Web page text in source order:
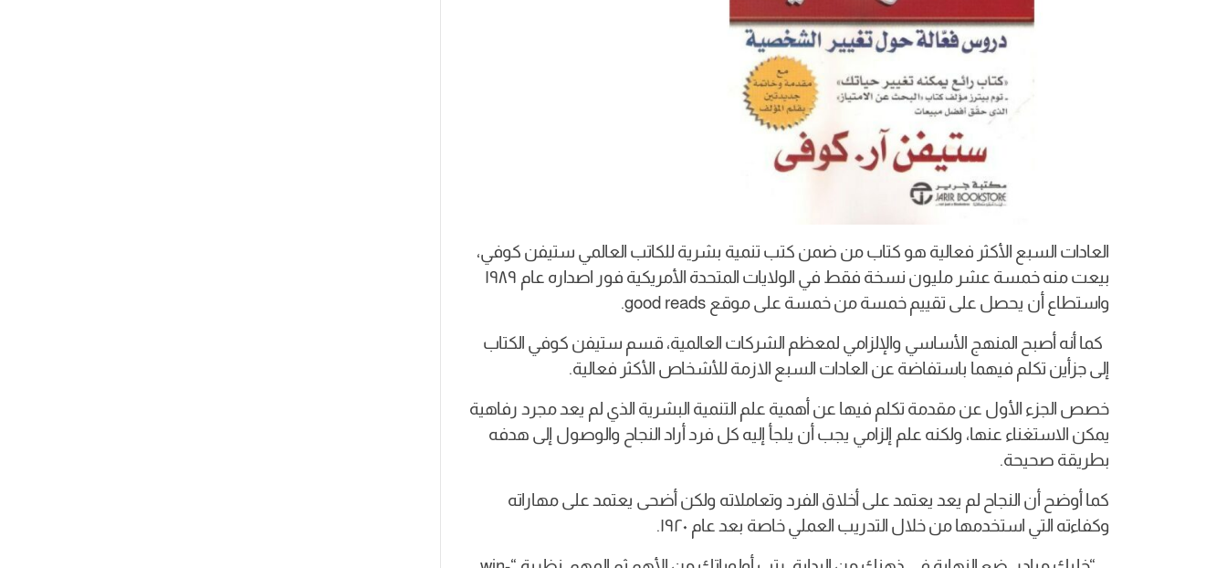
العادات السبع الأكثر فعالية هو كتاب من ضمن كتب تنمية بشرية للكاتب العالمي ستيفن كوفي،
بيعت منه خمسة عشر مليون نسخة فقط في الولايات المتحدة الأمريكية فور اصداره عام ١٩٨٩
واستطاع أن يحصل على تقييم خمسة من خمسة على موقع good reads.
كما أنه أصبح المنهج الأساسي والإلزامي لمعظم الشركات العالمية، قسم ستيفن كوفي الكتاب
إلى جزأين تكلم فيهما باستفاضة عن العادات السبع الازمة للأشخاص الأكثر فعالية.
خصص الجزء الأول عن مقدمة تكلم فيها عن أهمية علم التنمية البشرية الذي لم يعد مجرد رفاهية
يمكن الاستغناء عنها، ولكنه علم إلزامي يجب أن يلجأ إليه كل فرد أراد النجاح والوصول إلى هدفه
بطريقة صحيحة.
كما أوضح أن النجاح لم يعد يعتمد على أخلاق الفرد وتعاملاته ولكن أضحى يعتمد على مهاراته
وكفاءته التي استخدمها من خلال التدريب العملي خاصة بعد عام ١٩٢٠.